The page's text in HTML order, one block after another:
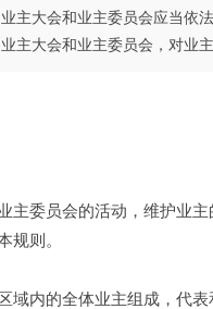
大会和业主委员会应当依
大会和业主委员会，对业主
委员会的活动，维护业主
规则。
内的全体业主组成，代表